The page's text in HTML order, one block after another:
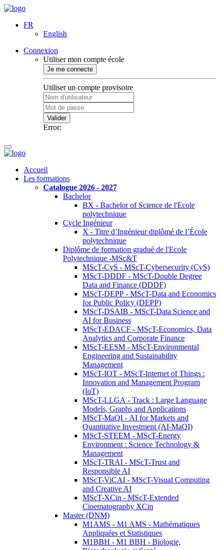
FR
English
Connexion
Utiliser mon compte école
Je me connecte
Utiliser un compte provisoire
Valider
Error:
Accueil
Les formations
Catalogue 2026 - 2027
Bachelor
BX - Bachelor of Science de l'Ecole
polytechnique
Cycle Ingénieur
X - Titre d’Ingénieur diplômé de l’École
polytechnique
Diplôme de formation gradué de l'Ecole
Polytechnique -MSc&T
MScT-CyS - MScT-Cybersecurity (CyS)
MScT-DDDF - MScT-Double Degree
Data and Finance (DDDF)
MScT-DEPP - MScT-Data and Economics
for Public Policy (DEPP)
MScT-DSAIB - MScT-Data Science and
AI for Business
MScT-EDACF - MScT-Economics, Data
Analytics and Corporate Finance
MScT-EESM - MScT-Environmental
Engineering and Sustainability
Management
MScT-IOT - MScT-Internet of Things :
Innovation and Management Program
(IoT)
MScT-LLGA - Track : Large Language
Models, Graphs and Applications
MScT-MaQI - AI for Markets and
Quantitative Investment (AI-MaQI)
MScT-STEEM - MScT-Energy
Environment : Science Technology &
Management
MScT-TRAI - MScT-Trust and
Responsible AI
MScT-ViCAI - MScT-Visual Computing
and Creative AI
MScT-XCin - MScT-Extended
Cinematography XCin
Master (DNM)
M1AMS - M1 AMS - Mathématiques
Appliquées et Statistiques
M1BBH - M1 BBH - Biologie,